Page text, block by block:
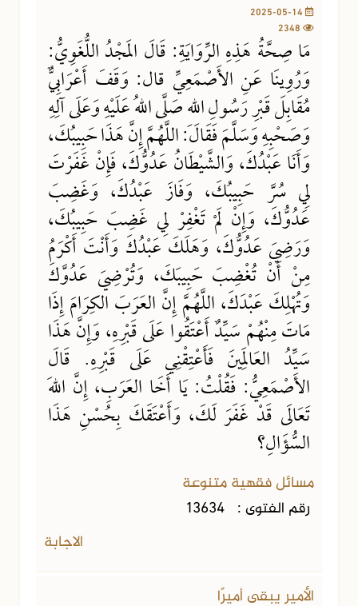
مَا صِحَّةُ هَذِهِ الرِّوَايَةِ: قَالَ المَجْدُ اللُّغَوِيُّ:
وَرُوِينَا عَنِ الأَصْمَعِيِّ قال: وَقَفَ أَعْرَابِيٌّ
مُقَابِلَ قَبْرِ رَسُولِ اللهِ صَلَّى اللهُ عَلَيْهِ وَعَلَى آلِهِ
وَصَحْبِهِ وَسَلَّمَ فَقَالَ: اللَّهُمَّ إِنَّ هَذَا حَبِيبُكَ،
وَأَنَا عَبْدُكَ، وَالشَّيْطَانُ عَدُوُّكَ، فَإِنْ غَفَرْتَ
لِي سُرَّ حَبِيبُكَ، وَفَازَ عَبْدُكَ، وَغَضِبَ
عَدُوُّكَ، وَإِنْ لَمْ تَغْفِرْ لِي غَضِبَ حَبِيبُكَ،
وَرَضِيَ عَدُوُّكَ، وَهَلَكَ عَبْدُكَ وَأَنْتَ أَكْرَمُ
مِنْ أَنْ تُغْضِبَ حَبِيبَكَ، وَتُرْضِيَ عَدُوَّكَ
وَتُهْلِكَ عَبْدَكَ، اللَّهُمَّ إِنَّ العَرَبَ الكِرَامَ إِذَا
مَاتَ مِنْهُمْ سَيِّدٌ أَعْتَقُوا عَلَى قَبْرِهِ، وَإِنَّ هَذَا
سَيِّدُ العَالَمِينَ فَأَعْتِقْنِي عَلَى قَبْرِهِ. قَالَ
الأَصْمَعِيُّ: فَقُلْتُ: يَا أَخَا العَرَبِ، إِنَّ اللهَ
تَعَالَى قَدْ غَفَرَ لَكَ، وَأَعْتَقَكَ بِحُسْنِ هَذَا
السُّؤَالِ؟
مسائل فقهية متنوعة
رقم الفتوى : 13634
الاجابة
الأمير يبقى أميرًا